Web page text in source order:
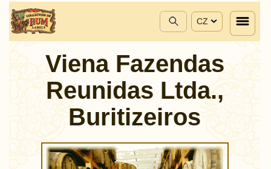
CZ
Viena Fazendas
Reunidas Ltda.,
Buritizeiros